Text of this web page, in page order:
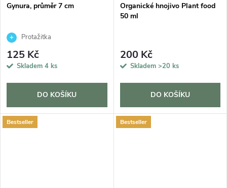
Gynura, průměr 7 cm
Protažitka
125 Kč
Skladem 4 ks
DO KOŠÍKU
Organické hnojivo Plant food
50 ml
200 Kč
Skladem >20 ks
DO KOŠÍKU
Bestseller Bestseller